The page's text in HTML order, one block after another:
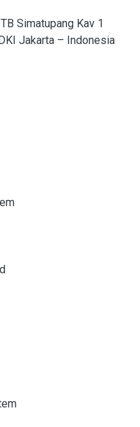
Simatupang Kav 1
Jakarta – Indonesia